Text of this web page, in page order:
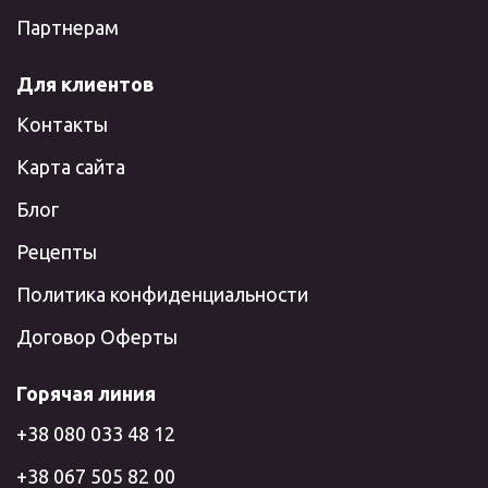
Партнерам
Для клиентов
Контакты
Карта сайта
Блог
Рецепты
Политика конфиденциальности
Договор Оферты
Горячая линия
+38 080 033 48 12
+38 067 505 82 00